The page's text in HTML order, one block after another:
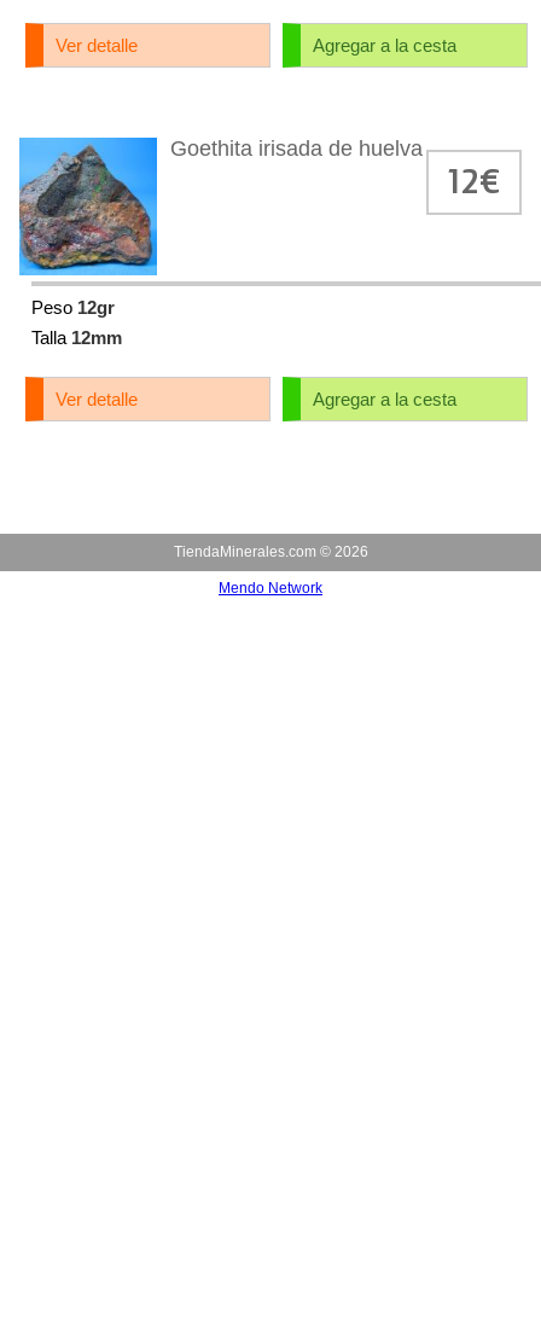
Agregar a la cesta
Ver detalle
Goethita irisada de huelva
12€
Peso 12gr
Talla 12mm
Agregar a la cesta
Ver detalle
TiendaMinerales.com © 2026
Mendo Network